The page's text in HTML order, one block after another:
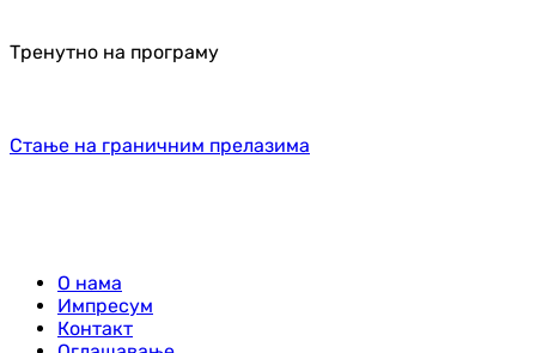
Тренутно на програму
Стање на граничним прелазима
О нама
Импресум
Контакт